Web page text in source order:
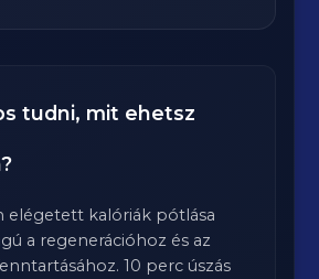
tudni, mit ehetsz
elégetett kalóriák pótlása
a regenerációhoz és az
10 perc úszás